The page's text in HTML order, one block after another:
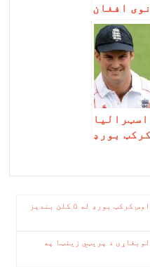
نوی افغان
او
لوبډله به ۲۲م
اعلان شي
اسټرالیا
کرکټ بورډ
نور محمد لالي خپله تېروتنه منلې، اوس کرکټ بورډ له ۵ کلن بندېز
د پریټي زینټا په